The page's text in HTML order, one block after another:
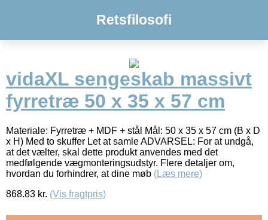
Retsfilosofi
vidaXL sengeskab massivt
fyrretræ 50 x 35 x 57 cm
Materiale: Fyrretræ + MDF + stål Mål: 50 x 35 x 57 cm (B x D
x H) Med to skuffer Let at samle ADVARSEL: For at undgå,
at det vælter, skal dette produkt anvendes med det
medfølgende vægmonteringsudstyr. Flere detaljer om,
hvordan du forhindrer, at dine møb (Læs mere)
868.83 kr. (Vis fragtpris)